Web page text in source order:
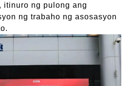
itinuro ng pulong ang
ng trabaho ng asosasyon